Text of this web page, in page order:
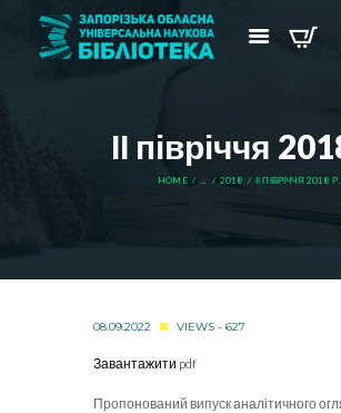
ІІ півріччя
HOME ... 2018 ІІ ПІВРІЧЧЯ 2018 Р.
08.09.2022 VIEWS - 627
Завантажити pdf
Пропонований випуск аналітичного